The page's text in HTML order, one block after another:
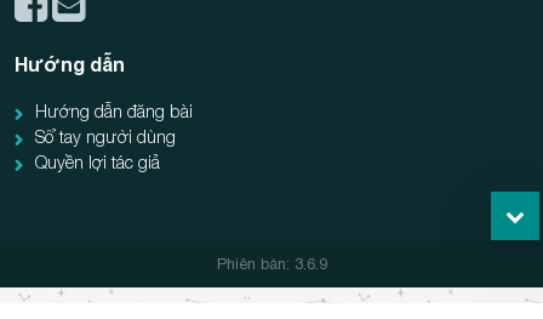
Hướng dẫn
Hướng dẫn đăng bài
Sổ tay người dùng
Quyền lợi tác giả
Phiên bản: 3.6.9